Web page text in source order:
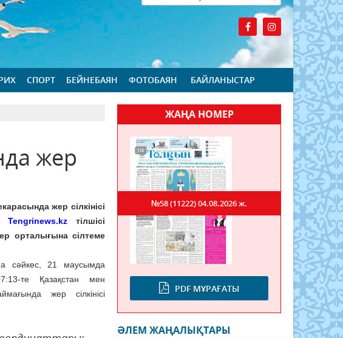
СПОРТ БЕЙНЕБАЯН ФОТОБАЯН БАЙЛАНЫСТАР
жер
жер сілкінісі
Tengrinews.kz тілшісі
орталығына сілтеме
сәйкес, 21 маусымда
те Қазақстан мен
жер сілкінісі
ЖАҢА НОМЕР
PDF МҰРАҒАТЫ
№58 (11222)04.08.2026 ж.
ӘЛЕМ ЖАҢАЛЫҚТАРЫ